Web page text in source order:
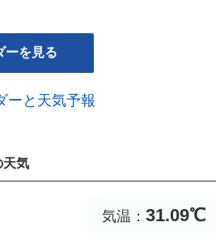
ーを見る
ーと天気予報
天気
気温： 31.09℃